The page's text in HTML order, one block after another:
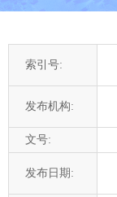
索引号:
发布机构:
文号:
发布日期: